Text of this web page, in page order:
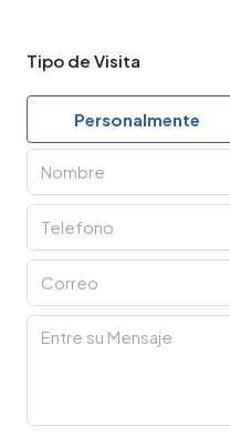
Tipo de Visita
Personalmente